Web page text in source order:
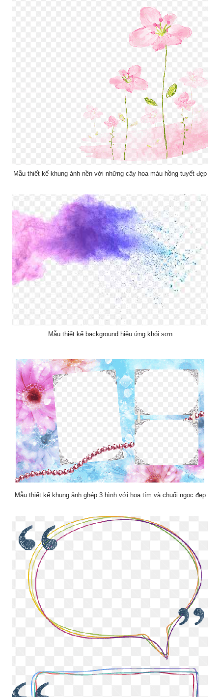
Mẫu thiết kế khung ảnh nền với những cây hoa màu hồng tuyết đẹp
Mẫu thiết kế background hiệu ứng khói sơn
Mẫu thiết kế khung ảnh ghép 3 hình với hoa tím và chuổi ngọc đẹp